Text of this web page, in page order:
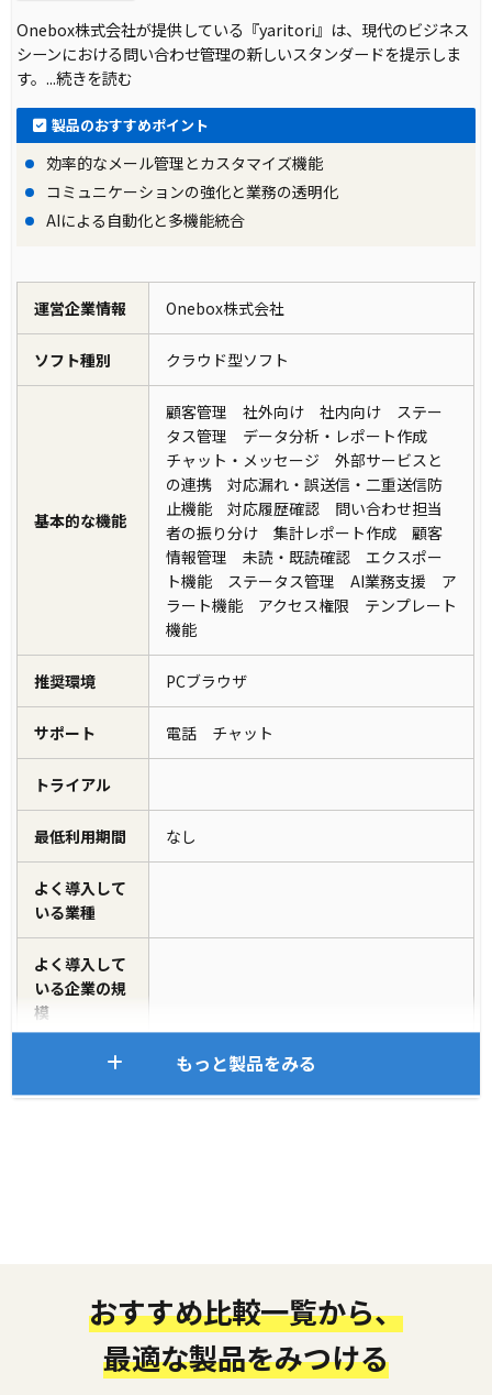
Onebox株式会社が提供している『yaritori』は、現代のビジネス
シーンにおける問い合わせ管理の新しいスタンダードを提示しま
す。...続きを読む
製品のおすすめポイント
効率的なメール管理とカスタマイズ機能
コミュニケーションの強化と業務の透明化
AIによる自動化と多機能統合
運営企業情報 Onebox株式会社
ソフト種別 クラウド型ソフト
基本的な機能
顧客管理 社外向け 社内向け ステー
タス管理 データ分析・レポート作成
チャット・メッセージ 外部サービスと
の連携 対応漏れ・誤送信・二重送信防
止機能 対応履歴確認 問い合わせ担当
者の振り分け 集計レポート作成 顧客
情報管理 未読・既読確認 エクスポー
ト機能 ステータス管理 AI業務支援 ア
ラート機能 アクセス権限 テンプレート
機能
推奨環境 PCブラウザ
サポート 電話 チャット
トライアル
最低利用期間 なし
よく導入して
いる業種
よく導入して
いる企業の規
模
もっと製品をみる
おすすめ比較一覧から、
最適な製品をみつける